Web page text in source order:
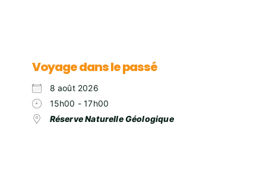
Voyage dans le passé
8 août 2026
15h00 - 17h00
Réserve Naturelle Géologique